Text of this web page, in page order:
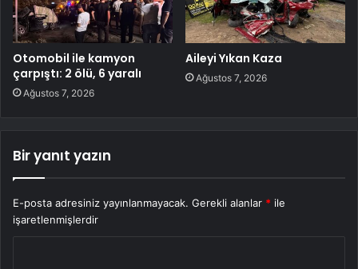
Otomobil ile kamyon
çarpıştı: 2 ölü, 6 yaralı
Ağustos 7, 2026
Aileyi Yıkan Kaza
Ağustos 7, 2026
Bir yanıt yazın
E-posta adresiniz yayınlanmayacak. Gerekli alanlar * ile
işaretlenmişlerdir